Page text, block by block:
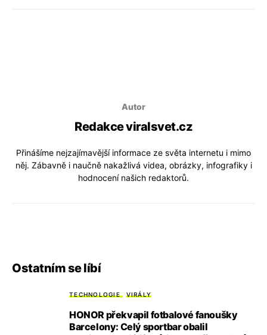
Autor
Redakce viralsvet.cz
Přinášíme nejzajímavější informace ze světa internetu i mimo
něj. Zábavně i naučně nakažlivá videa, obrázky, infografiky i
hodnocení našich redaktorů.
Ostatním se líbí
TECHNOLOGIE VIRÁLY
HONOR překvapil fotbalové fanoušky
Barcelony: Celý sportbar obalil